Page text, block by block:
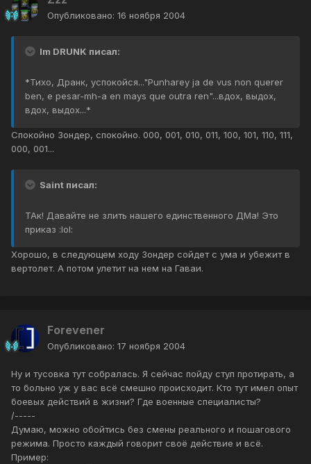
Опубликовано: 16 ноября 2004
Im DRUNK писал:
*Тихо, Дранк, успокойся..."Punharey ja de vus non querer
ben, e pesar-mh-a en mays que outra ren"...вдох, выдох,
вдох, выдох...*
Спокойно Зондер, спокойно. 000, 001, 010, 011, 100, 101, 110, 111,
000, 001...
Saint писал:
ТАк! Давайте не злить нашего единственного ДМа! Это
приказ :lol:
Хорошо, в следующем ходу Зондер сойдет с ума и убежит в
вертолет. А потом улетит на нем на Гаваи.
Forevener
Опубликовано: 17 ноября 2004
Ну и тусовка тут собралась. Я сейчас пойду стул протирать, а
то больно уж у вас всё смешно происходит. Кто тут имел опыт
боевых действий в жизни? Где военные специалисты?
/-----
Думаю, можно обойтись без смены реального и пошагового
режима. Просто каждый говорит своё действие и всё.
Пример: